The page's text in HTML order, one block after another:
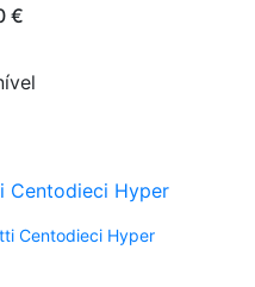
€
Centodieci Hyper